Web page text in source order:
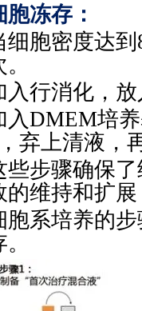
胞冻存‌：
细胞密度达到
入行消化，
入DMEM培
弃上清液，
些步骤确保
的维持和扩
胞系培养‌的